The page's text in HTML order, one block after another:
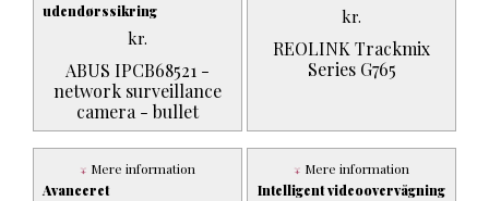
udendørssikring
ABUS IPCB68521 -
network surveillance
camera - bullet
kr.
REOLINK Trackmix
Series G765
kr.
Avanceret
Mere information
Intelligent videoovervågning
Mere information